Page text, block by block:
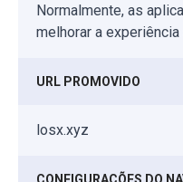
Normalmente, as
melhorar a experiência
URL PROMOVIDO
losx.xyz